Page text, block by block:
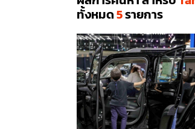
ทั้งหมด5รายการ